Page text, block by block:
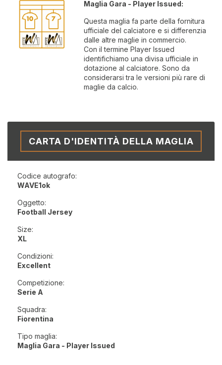
Maglia Gara - Player Issued:
Questa maglia fa parte della fornitura
ufficiale del calciatore e si differenzia
dalle altre maglie in commercio.
Con il termine Player Issued
identifichiamo una divisa ufficiale in
dotazione al calciatore. Sono da
considerarsi tra le versioni più rare di
maglie da calcio.
CARTA D'IDENTITÀ DELLA MAGLIA
Codice autografo:
WAVE1ok
Oggetto:
Football Jersey
Size:
XL
Condizioni:
Excellent
Competizione:
Serie A
Squadra:
Fiorentina
Tipo maglia:
Maglia Gara - Player Issued